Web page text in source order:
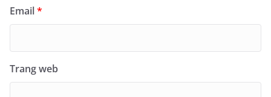
Email*
Trang web